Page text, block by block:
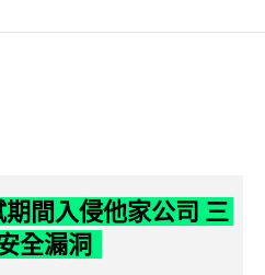
間入侵他家公司 三
全漏洞